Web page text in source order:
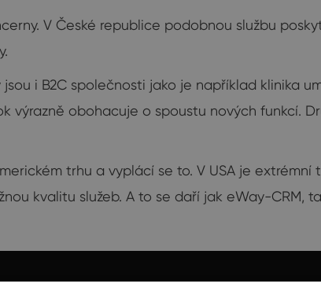
V České republice podobnou službu
i B2C společnosti jako je například klinika
výrazně obohacuje o spoustu nových funkcí.
trhu a vyplácí se to. V USA je
kvalitu služeb. A to se daří jak eWay-CRM,